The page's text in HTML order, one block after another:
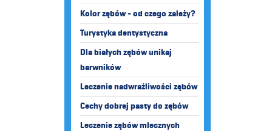
Kolor zębów - od czego zależy?
Turystyka dentystyczna
Dla białych zębów unikaj
barwników
Leczenie nadwrażliwości zębów
Cechy dobrej pasty do zębów
Leczenie zębów mlecznych